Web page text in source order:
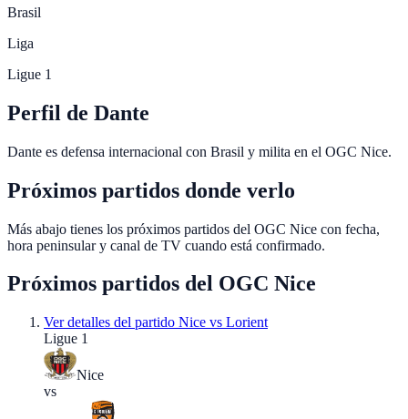
Brasil
Liga
Ligue 1
Perfil de Dante
Dante es defensa internacional con Brasil y milita en el OGC Nice.
Próximos partidos donde verlo
Más abajo tienes los próximos partidos del OGC Nice con fecha,
hora peninsular y canal de TV cuando está confirmado.
Próximos partidos del OGC Nice
Ver detalles del partido Nice vs Lorient
Ligue 1
Nice
vs